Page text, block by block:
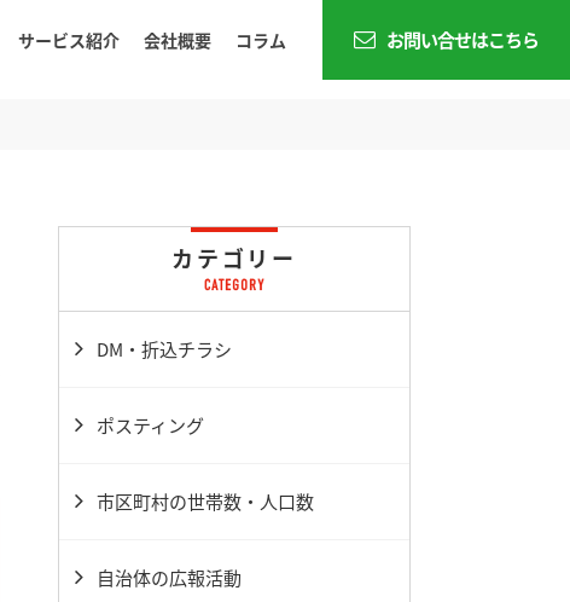
お問い合せはこちら
サービス紹介 会社概要 コラム
カテゴリー
DM・折込チラシ
ポスティング
市区町村の世帯数・人口数
自治体の広報活動